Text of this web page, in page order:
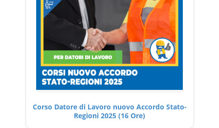
Corso Datore di Lavoro nuovo Accordo Stato-
Regioni 2025 (16 Ore)